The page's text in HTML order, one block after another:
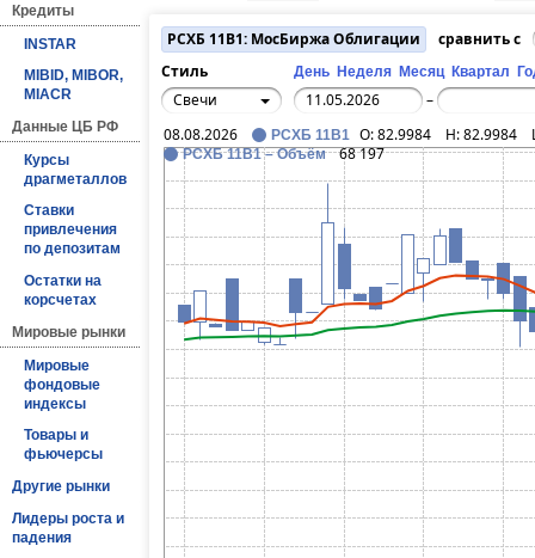
Кредиты
INSTAR
MIBID, MIBOR,
MIACR
Данные ЦБ РФ
Курсы
драгметаллов
Ставки
привлечения
по депозитам
Остатки на
корсчетах
Мировые рынки
Мировые
фондовые
индексы
Товары и
фьючерсы
Другие рынки
Лидеры роста и
падения
РСХБ 11В1: МосБиржа Облигации
сравнить с
Стиль
День Неделя Месяц Квартал
Свечи
–
08.08.2026
РСХБ 11В1 O:82.9984 H:82.9984
РСХБ 11В1 – Объём 68 197